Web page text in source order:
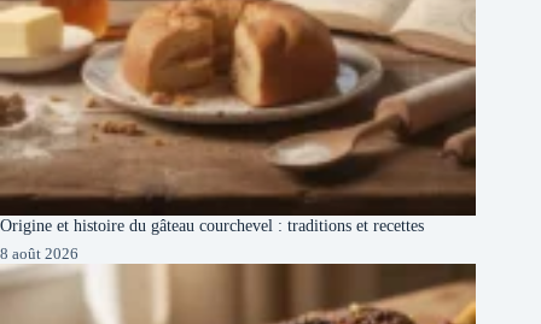
Origine et histoire du gâteau courchevel : traditions et recettes
8 août 2026